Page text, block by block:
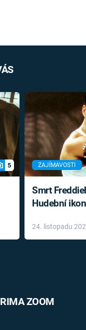
5 ZAJÍMAVOSTI
Smrt
Hudební
léky
24. listopadu
ZOOM